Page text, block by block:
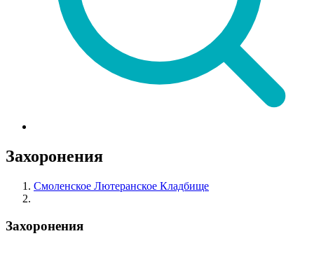
Захоронения
Смоленское Лютеранское Кладбище
Захоронения